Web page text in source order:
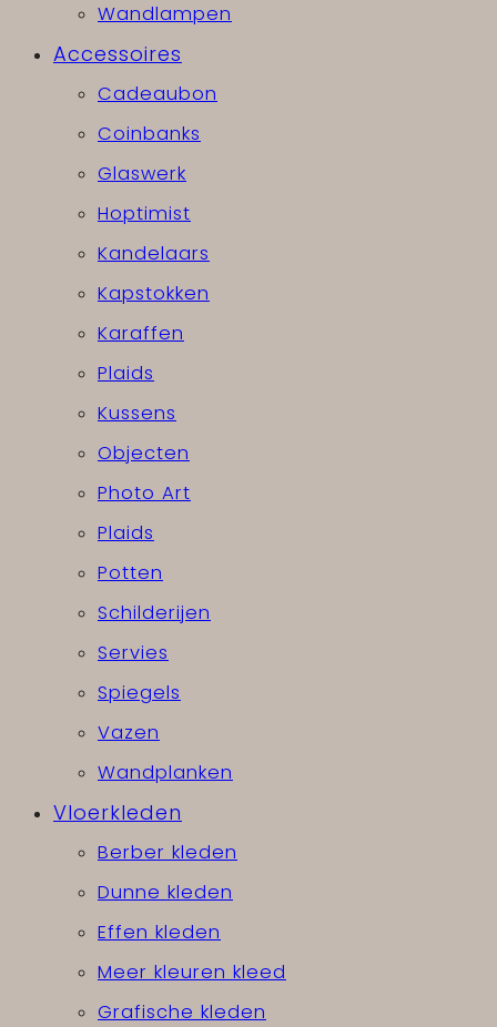
Wandlampen
Accessoires
Cadeaubon
Coinbanks
Glaswerk
Hoptimist
Kandelaars
Kapstokken
Karaffen
Plaids
Kussens
Objecten
Photo Art
Plaids
Potten
Schilderijen
Servies
Spiegels
Vazen
Wandplanken
Vloerkleden
Berber kleden
Dunne kleden
Effen kleden
Meer kleuren kleed
Grafische kleden